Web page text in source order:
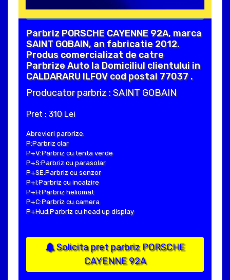
Parbriz PORSCHE CAYENNE 92A, marca
SAINT GOBAIN, an fabricatie 2012.
Produs comercializat de catre
Parbrize Auto la Domiciliul clientului in
CALDARARU ILFOV cod postal 77037 .
Producator parbriz : SAINT GOBAIN
Pret : 310 Lei
Abrevieri parbrize:
P:Parbriz clar
P+V:Parbriz cu tenta verde
P+S:Parbriz cu parasolar
P+SE:Parbriz cu senzor
P+I:Parbriz cu incalzire
P+H:Parbriz heliomat
P+C:Parbriz cu camera
P+Hud:Parbriz cu head up display
Solicita pret parbriz PORSCHE
CAYENNE 92A